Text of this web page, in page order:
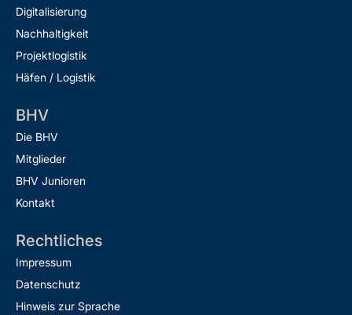
Digitalisierung
Nachhaltigkeit
Projektlogistik
Häfen / Logistik
BHV
Die BHV
Mitglieder
BHV Junioren
Kontakt
Rechtliches
Impressum
Datenschutz
Hinweis zur Sprache